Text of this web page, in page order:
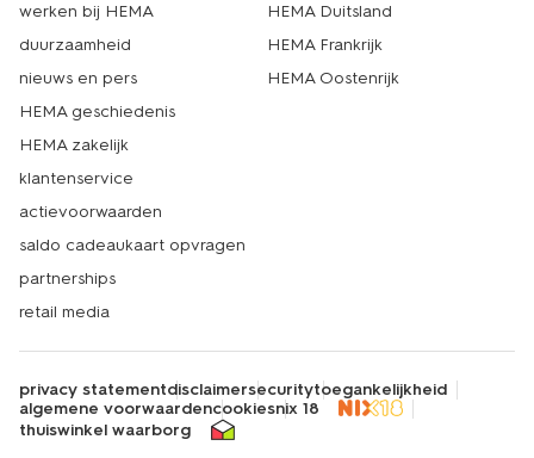
werken bij HEMA
duurzaamheid
nieuws en pers
HEMA geschiedenis
HEMA zakelijk
klantenservice
actievoorwaarden
saldo cadeaukaart opvragen
partnerships
retail media
HEMA Duitsland
HEMA Frankrijk
HEMA Oostenrijk
privacy statementdisclaimersecuritytoegankelijkheid
algemene voorwaardencookiesnix 18
thuiswinkel waarborg